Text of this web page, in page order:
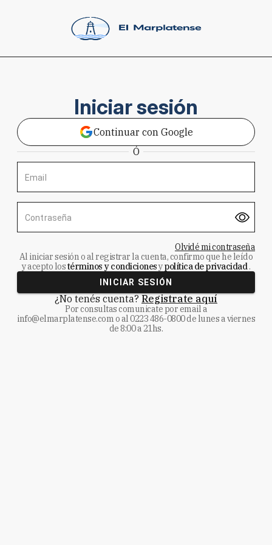
Iniciar sesión
Continuar con Google
Ó
Email
Contraseña
Olvidé mi contraseña
Al iniciar sesión o al registrar la cuenta, confirmo que he leído
y acepto lostérminos y condicionesypolítica de privacidad.
INICIAR SESIÓN
¿No tenés cuenta? Registrate aquí
Por consultas comunicate por email a
info@elmarplatense.como al0223 486-0800de lunes a viernes
de 8:00 a 21hs.